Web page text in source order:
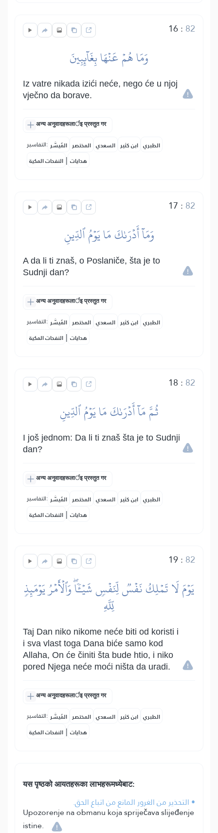
16: 82
وَمَا هُمۡ عَنۡهَا بِغَآئِبِينَ
Iz vatre nikada izići neće, nego će u njoj
vječno da borave.
अन्य अनुवादहरूलार्इ प्रस्तुत गर
التفاسير: المُيسَّر المختصر السعدي ابن كثير الطبري
النفحات المكية | هدايات
17 : 82
وَمَآ أَدۡرَىٰكَ مَا يَوۡمُ ٱلدِّينِ
A da li ti znaš, o Poslaniče, šta je to
Sudnji dan?
अन्य अनुवादहरूलार्इ प्रस्तुत गर
التفاسير: المُيسَّر المختصر السعدي ابن كثير الطبري
النفحات المكية | هدايات
18 : 82
ثُمَّ مَآ أَدۡرَىٰكَ مَا يَوۡمُ ٱلدِّينِ
I još jednom: Da li ti znaš šta je to Sudnji
dan?
अन्य अनुवादहरूलार्इ प्रस्तुत गर
التفاسير: المُيسَّر المختصر السعدي ابن كثير الطبري
النفحات المكية | هدايات
19: 82
يَوۡمَ لَا تَمۡلِكُ نَفۡسٞ لِّنَفۡسٖ شَيۡـٔٗاۖ وَٱلۡأَمۡرُ يَوۡمَئِذٖ
لِّلَّهِ
Taj Dan niko nikome neće biti od koristi i
i sva vlast toga Dana biće samo kod
Allaha, On će činiti šta bude htio, i niko
pored Njega neće moći ništa da uradi.
अन्य अनुवादहरूलार्इ प्रस्तुत गर
التفاسير: المُيسَّر المختصر السعدي ابن كثير الطبري
النفحات المكية | هدايات
यस पृष्ठको आयतहरूका लाभहरूमध्येबाट:
• التحذير من الغرور المانع من اتباع الحق.
Upozorenje na obmanu koja spriječava slijeđenje
istine.